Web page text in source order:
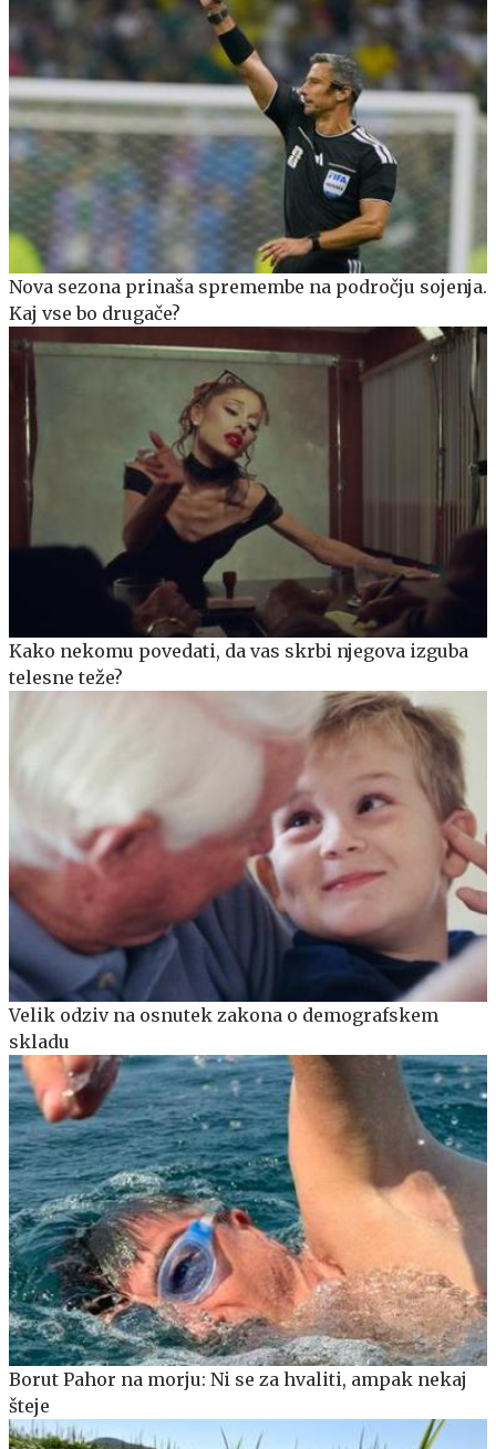
Nova sezona prinaša spremembe na področju sojenja.
Kaj vse bo drugače?
Kako nekomu povedati, da vas skrbi njegova izguba
telesne teže?
Velik odziv na osnutek zakona o demografskem
skladu
Borut Pahor na morju: Ni se za hvaliti, ampak nekaj
šteje